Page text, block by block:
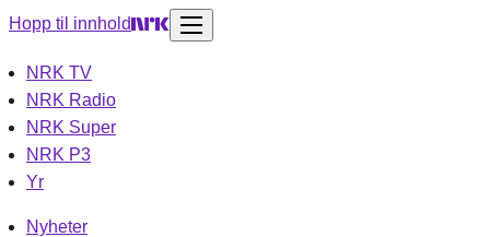
Hopp til innhold
NRK TV
NRK Radio
NRK Super
NRK P3
Yr
Nyheter